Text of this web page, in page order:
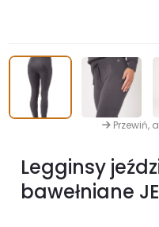
Przewiń,
Legginsy
bawełniane